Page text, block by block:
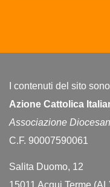
I contenuti del sito
Azione Cattolica
Associazione
C.F. 90007590061
Salita Duomo, 12
15011 Acqui Terme